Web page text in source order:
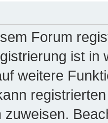
Forum
ist in
weitere
zuweisen.